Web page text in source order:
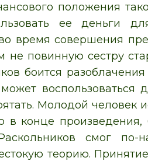
положения
ее деньги
время совершения
повинную сестру
боится
воспользоваться
Молодой человек
в конце произведения,
смог по-
теорию.